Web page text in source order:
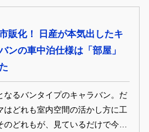
という。
販化！ 日産が本気出したキ
ンの車中泊仕様は「部屋」
なるバンタイプのキャラバン。だ
はどれも室内空間の活かし方に工
のどれもが、見ているだけで今す